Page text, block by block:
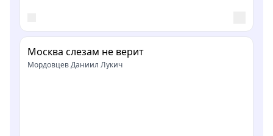
Москва слезам не верит
Мордовцев Даниил Лукич